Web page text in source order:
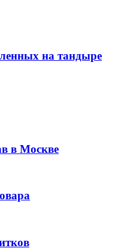
на тандыре
в Москве